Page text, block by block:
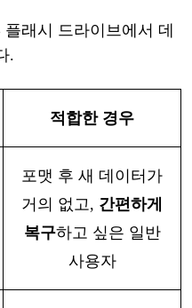
플래시 드라이브에서 데
.
적합한 경우
포맷 후 새 데이터가
거의 없고 , 간편하게
복구하고 싶은 일반
사용자